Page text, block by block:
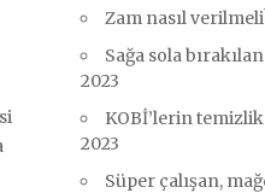
Zam nasıl
Sağa sola
2023
KOBİ’lerin
2023
Süper çalışan,